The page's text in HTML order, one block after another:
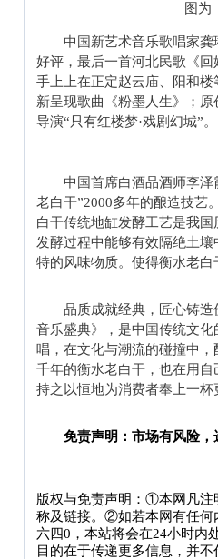
图为
中国新艺术音乐歌唱家
好评，最后一首河北民歌《
手上上在正定赵云庙、阳和
新呈现歌曲《粉墨人生》；
导演“只有红楼梦·戏剧幻城”。
中国首席白酒品酒师李
老白干”2000多年的酿造技艺
白干传统地缸发酵工艺是我
发酵过程中能够有效隔绝土
特的风味物质。使得衡水老白
品质成就经典，匠心铸
音乐盛典》，是中国传统文
唱，在文化与潮流的碰撞中
千年的衡水老白干，也在用
持之以恒地为消费者奉上一杯
免责声明：市场有风险，
版权与免责声明：①本网凡注
称及链接。②如若本网有任何
六四0，本站将会在24小时内
目的在于传递更多信息，并